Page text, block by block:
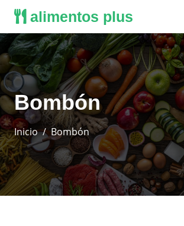
alimentos plus
Bombón
Inicio Bombón